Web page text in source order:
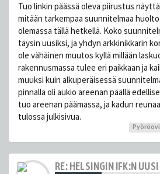
Tuo linkin päässä oleva piirustus
mitään tarkempaa suunnitelmaa
olemassa tällä hetkellä. Koko
täysin uusiksi, ja yhdyn arkkinikkarin
ole vähäinen muutos kyllä millään
rakennusmassa tulee eri paikkaan ja
muuksi kuin alkuperäisessä
pinnalla oli aukio areenan päällä
tuo areenan päämassa, ja kadun
tulossa julkisivua.
Pyöröovi
RE: HELSINGIN IFK:N